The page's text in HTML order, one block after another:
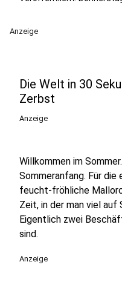
Anzeige
Die Welt in 30
Zerbst
Anzeige
Willkommen im
Sommeranfang. Für
feucht-fröhliche
Zeit, in der man viel auf
Eigentlich zwei
sind.
Anzeige